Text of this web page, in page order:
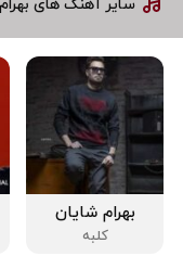
سایر آهنگ های
بهرام شایان
کلبه